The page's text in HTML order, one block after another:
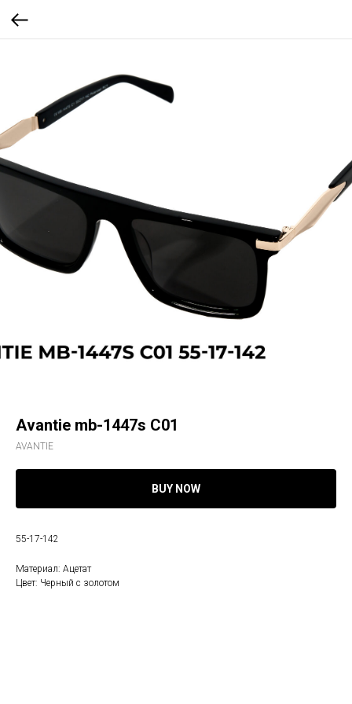
Avantie mb-1447s С01
AVANTIE
BUY NOW
55-17-142
Материал: Ацетат
Цвет: Черный с золотом